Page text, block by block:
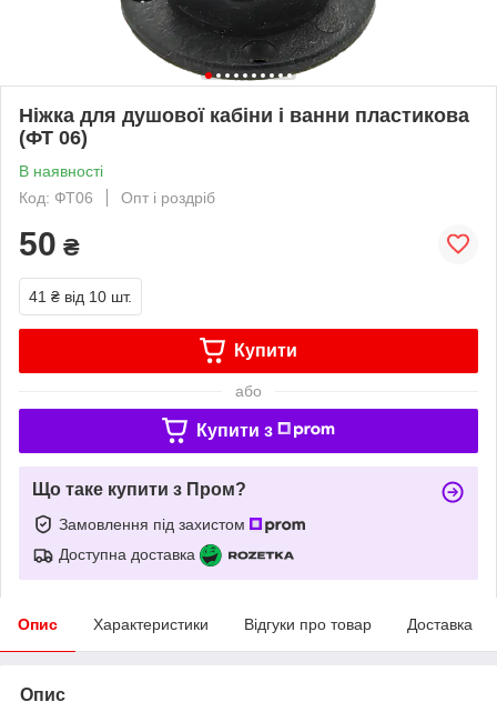
Ніжка для душової кабіни і ванни пластикова
(ФТ 06)
В наявності
Код: ФТ06
Опт і роздріб
50 ₴
41 ₴ від 10 шт.
Купити
або
Купити з
Що таке купити з Пром?
Замовлення під захистом
Доступна доставка
Опис Характеристики Відгуки про товар Доставка
Опис